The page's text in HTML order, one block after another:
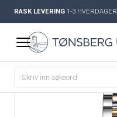
RASK LEVERING 1-3 HVERDAGER